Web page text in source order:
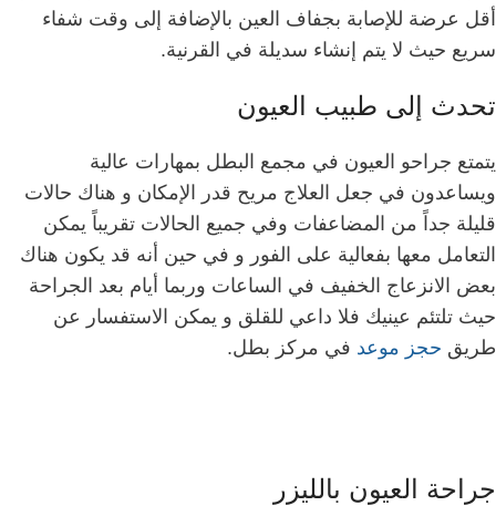
أقل عرضة للإصابة بجفاف العين بالإضافة إلى وقت شفاء
سريع حيث لا يتم إنشاء سديلة في القرنية.
تحدث إلى طبيب العيون
يتمتع جراحو العيون في مجمع البطل بمهارات عالية
ويساعدون في جعل العلاج مريح قدر الإمكان و هناك حالات
قليلة جداً من المضاعفات وفي جميع الحالات تقريباً يمكن
التعامل معها بفعالية على الفور و في حين أنه قد يكون هناك
بعض الانزعاج الخفيف في الساعات وربما أيام بعد الجراحة
حيث تلتئم عينيك فلا داعي للقلق و يمكن الاستفسار عن
طريق حجز موعد في مركز بطل.
جراحة العيون بالليزر